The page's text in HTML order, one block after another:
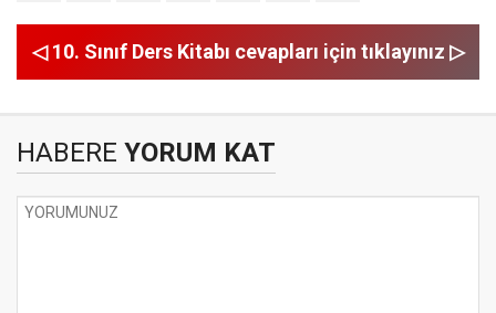
◁ 10. Sınıf Ders Kitabı cevapları için tıklayınız ▷
HABERE YORUM KAT